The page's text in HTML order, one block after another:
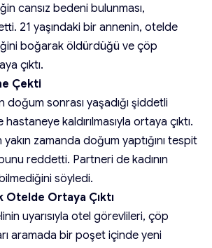
cansız bedeni bulunması,
21 yaşındaki bir annenin, otelde
boğarak öldürdüğü ve çöp
çıktı.
Çekti
doğum sonrası yaşadığı şiddetli
kaldırılmasıyla ortaya çıktı.
yakın zamanda doğum yaptığını tespit
reddetti. Partneri de kadının
söyledi.
Ortaya Çıktı
uyarısıyla otel görevlileri, çöp
aramada bir poşet içinde yeni